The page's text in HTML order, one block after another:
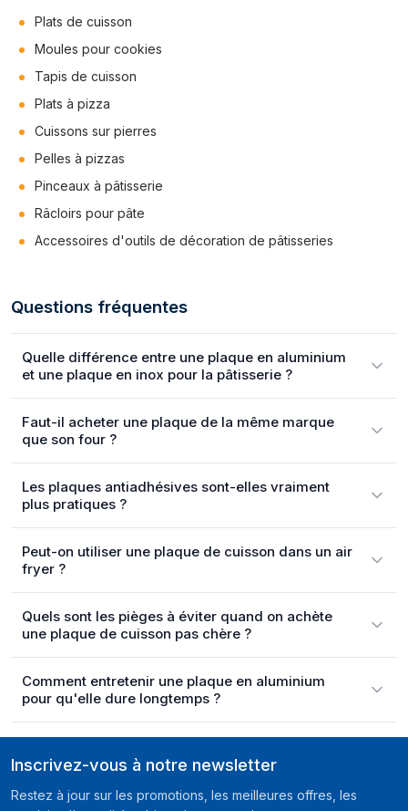
Plats de cuisson
Moules pour cookies
Tapis de cuisson
Plats à pizza
Cuissons sur pierres
Pelles à pizzas
Pinceaux à pâtisserie
Râcloirs pour pâte
Accessoires d'outils de décoration de pâtisseries
Questions fréquentes
Quelle différence entre une plaque en aluminium
et une plaque en inox pour la pâtisserie ?
Faut-il acheter une plaque de la même marque
que son four ?
Les plaques antiadhésives sont-elles vraiment
plus pratiques ?
Peut-on utiliser une plaque de cuisson dans un air
fryer ?
Quels sont les pièges à éviter quand on achète
une plaque de cuisson pas chère ?
Comment entretenir une plaque en aluminium
pour qu'elle dure longtemps ?
Inscrivez-vous à notre newsletter
Restez à jour sur les promotions, les meilleures offres, les